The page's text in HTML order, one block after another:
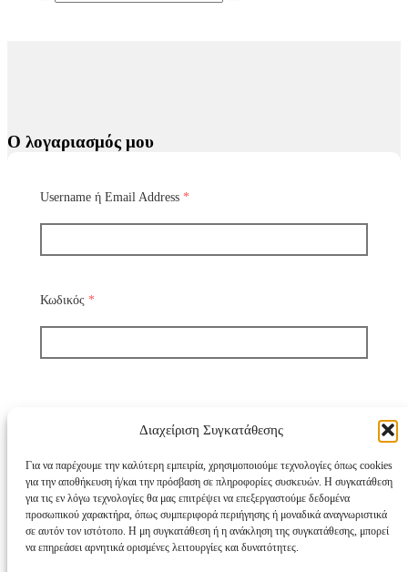
Διαχείριση Συγκατάθεσης
Για να παρέχουμε την καλύτερη εμπειρία, χρησιμοποιούμε τεχνολογίες όπως cookies
για την αποθήκευση ή/και την πρόσβαση σε πληροφορίες συσκευών. Η συγκατάθεση
για τις εν λόγω τεχνολογίες θα μας επιτρέψει να επεξεργαστούμε δεδομένα
προσωπικού χαρακτήρα, όπως συμπεριφορά περιήγησης ή μοναδικά αναγνωριστικά
σε αυτόν τον ιστότοπο. Η μη συγκατάθεση ή η ανάκληση της συγκατάθεσης, μπορεί
να επηρεάσει αρνητικά ορισμένες λειτουργίες και δυνατότητες.
Ο λογαριασμός μου
Username ή Email Address *
Κωδικός *
Χάσατε τον κωδικό σας;